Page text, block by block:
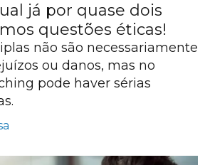
já por quase dois
questões éticas!
não são necessariamente
ou danos, mas no
pode haver sérias